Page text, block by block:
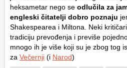
heksametar nego se odlučila za
engleski čitatelji dobro poznaju
Shakespearea i Miltona. Neki
tradiciju prevođenja i previše
mnogo ih je više koji su je zbog tog
za Večernji (i Narod)